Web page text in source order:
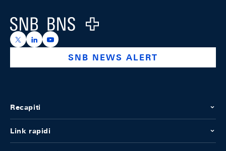
Logo
https://x.com/snb_bns
https://ch.linkedin.com/company/swiss-national-
https://www.youtube.com/@swissnationalbank
SNB NEWS ALERT
Recapiti
Link rapidi